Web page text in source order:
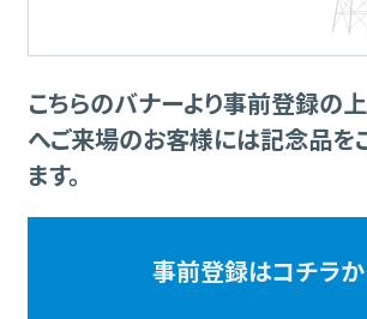
こちらのバナーより事前登録の上
へご来場のお客様には記念品を
ます。
事前登録はコチラ